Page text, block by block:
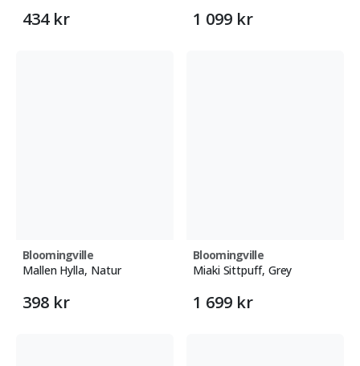
434 kr 1 099 kr
Bloomingville
Mallen Hylla, Natur
398 kr
Bloomingville
Miaki Sittpuff, Grey
1 699 kr